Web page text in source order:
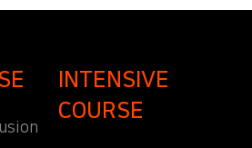
INTENSIVE
COURSE